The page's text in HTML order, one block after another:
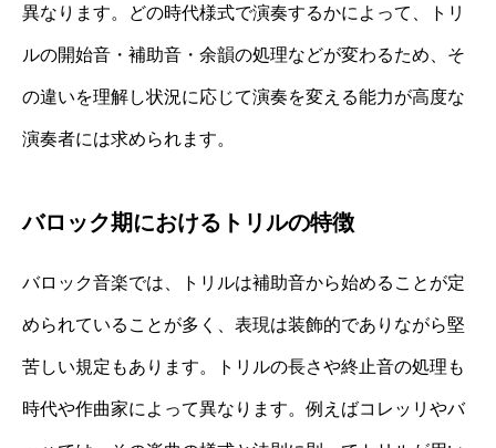
異なります。どの時代様式で演奏するかによって、トリ
ルの開始音・補助音・余韻の処理などが変わるため、そ
の違いを理解し状況に応じて演奏を変える能力が高度な
演奏者には求められます。
バロック期におけるトリルの特徴
バロック音楽では、トリルは補助音から始めることが定
められていることが多く、表現は装飾的でありながら堅
苦しい規定もあります。トリルの長さや終止音の処理も
時代や作曲家によって異なります。例えばコレッリやバ